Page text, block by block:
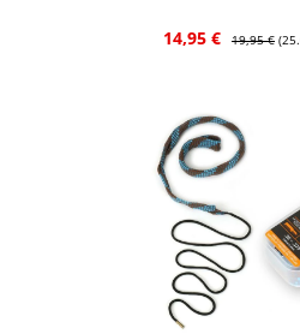
Verkaufspreis:
14,95 € Regulärer
19,95 €